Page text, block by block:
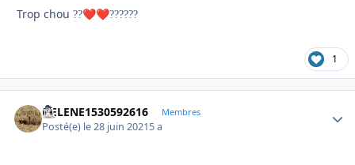
Trop chou ??❤️❤️??????
1
HELENE1530592616 Membres
Posté(e) le 28 juin 20215 a